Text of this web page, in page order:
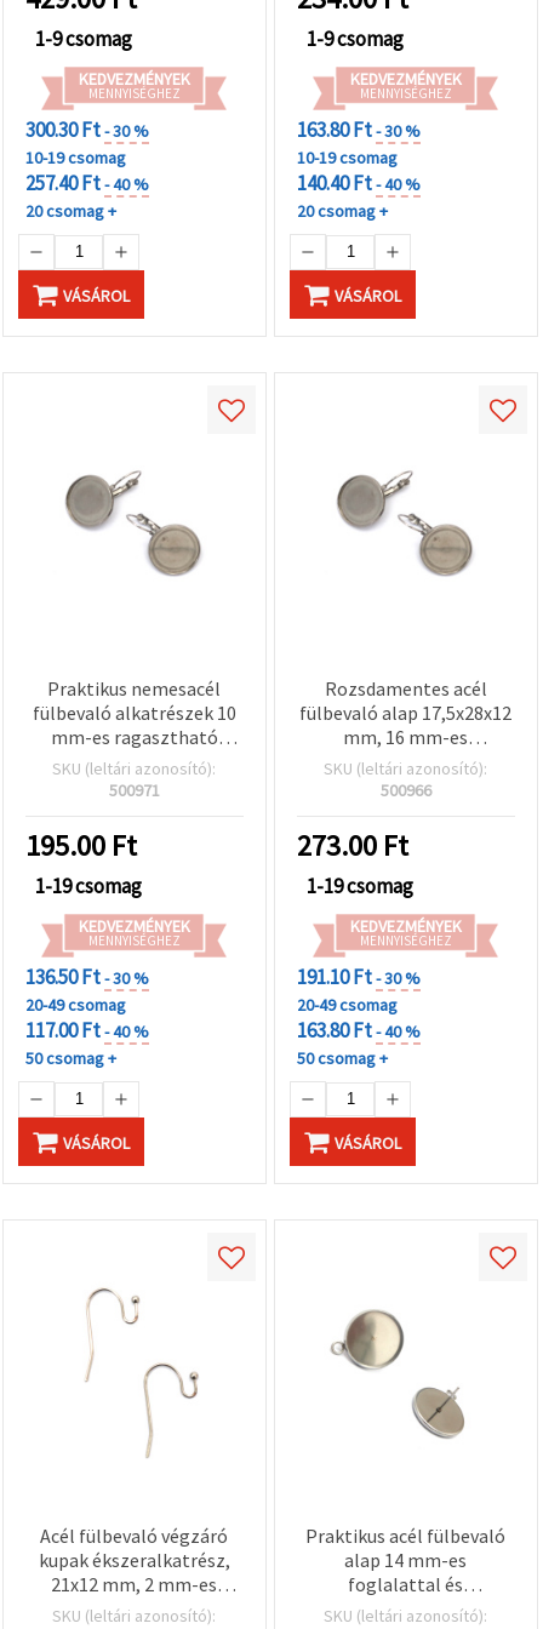
1-9 csomag
KEDVEZMÉNYEK
MENNYISÉGHEZ
300.30 Ft- 30 %
10-19 csomag
257.40 Ft- 40 %
20 csomag +
VÁSÁROL
1-9 csomag
KEDVEZMÉNYEK
MENNYISÉGHEZ
163.80 Ft- 30 %
10-19 csomag
140.40 Ft- 40 %
20 csomag +
VÁSÁROL
Praktikus nemesacél
fülbevaló alkatrészek 10
mm-es ragasztható
tálcával és zárral, ezüst
színű, 12x21x11 mm – 2
ékszerkészítéshez
SKU (leltári azonosító):
500971
195.00 Ft
1-19 csomag
KEDVEZMÉNYEK
MENNYISÉGHEZ
136.50 Ft- 30 %
20-49 csomag
117.00 Ft- 40 %
50 csomag +
VÁSÁROL
Rozsdamentes acél
fülbevaló alap 17,5x28x12
mm, 16 mm-es
foglalattal és zárral,
ezüst színű – 2
SKU (leltári azonosító):
500966
273.00 Ft
1-19 csomag
KEDVEZMÉNYEK
MENNYISÉGHEZ
191.10 Ft- 30 %
20-49 csomag
163.80 Ft- 40 %
50 csomag +
VÁSÁROL
Acél fülbevaló végzáró
kupak ékszeralkatrész,
21x12 mm, 2 mm-es
golyóval, ezüst színű – 50
SKU (leltári azonosító):
Praktikus acél fülbevaló
alap 14 mm-es
foglalattal és
szerelőszemmel, ezüst
SKU (leltári azonosító):